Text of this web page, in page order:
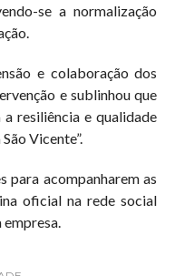
se a normalização
e colaboração dos
e sublinhou que
resiliência e qualidade
Vicente”.
para acompanharem as
oficial na rede social